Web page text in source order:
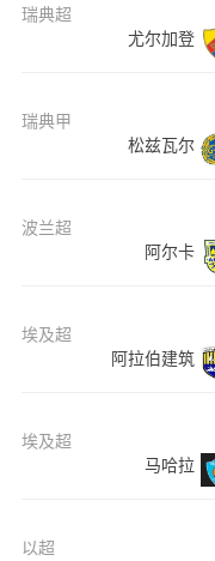
瑞典超
尤尔加登
瑞典甲
松兹瓦尔
波兰超
阿尔卡
埃及超
阿拉伯建筑
埃及超
马哈拉
以超